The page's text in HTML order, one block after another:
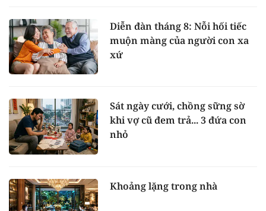
Diễn đàn tháng 8: Nỗi hối tiếc
muộn màng của người con xa
xứ
Sát ngày cưới, chồng sững sờ
khi vợ cũ đem trả... 3 đứa con
nhỏ
Khoảng lặng trong nhà